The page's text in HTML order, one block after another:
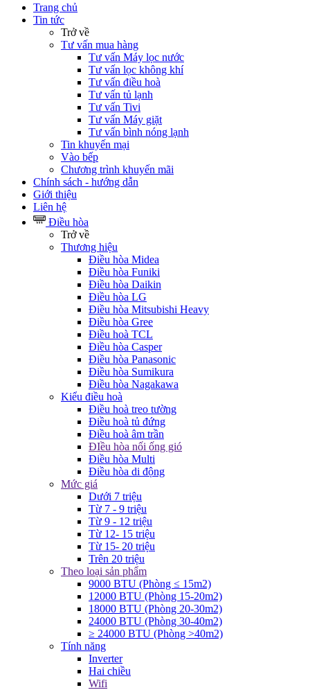
Trang chủ
Tin tức
Trở về
Tư vấn mua hàng
Tư vấn Máy lọc nước
Tư vấn lọc không khí
Tư vấn điều hoà
Tư vấn tủ lạnh
Tư vấn Tivi
Tư vấn Máy giặt
Tư vấn bình nóng lạnh
Tin khuyến mại
Vào bếp
Chương trình khuyến mãi
Chính sách - hướng dẫn
Giới thiệu
Liên hệ
Điều hòa
Trở về
Thương hiệu
Điều hòa Midea
Điều hòa Funiki
Điều hòa Daikin
Điều hòa LG
Điều hòa Mitsubishi Heavy
Điều hòa Gree
Điều hoà TCL
Điều hòa Casper
Điều hòa Panasonic
Điều hòa Sumikura
Điều hòa Nagakawa
Kiểu điều hoà
Điều hoà treo tường
Điều hoà tủ đứng
Điều hoà âm trần
ĐIều hòa nối ống gió
Điều hòa Multi
Điều hòa di động
Mức giá
Dưới 7 triệu
Từ 7 - 9 triệu
Từ 9 - 12 triệu
Từ 12- 15 triệu
Từ 15- 20 triệu
Trên 20 triệu
Theo loại sản phẩm
9000 BTU (Phòng ≤ 15m2)
12000 BTU (Phòng 15-20m2)
18000 BTU (Phòng 20-30m2)
24000 BTU (Phòng 30-40m2)
≥ 24000 BTU (Phòng >40m2)
Tính năng
Inverter
Hai chiều
Wifi